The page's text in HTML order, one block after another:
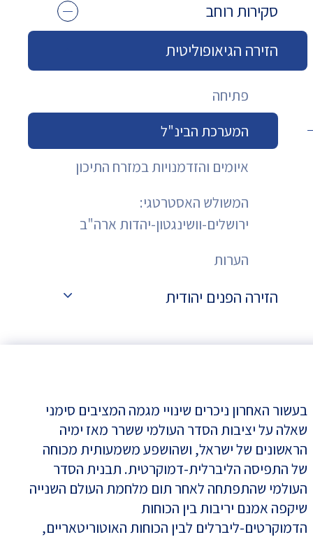
סקירות רוחב
הזירה הגיאופוליטית
פתיחה
המערכת הבינ"ל
איומים והזדמנויות במזרח התיכון
המשולש האסטרטגי:
ירושלים-וושינגטון-יהדות ארה"ב
הערות
הזירה הפנים יהודית
בעשור האחרון ניכרים שינויי מגמה המציבים סימני
שאלה על יציבות הסדר העולמי ששרר מאז ימיה
הראשונים של ישראל, ושהושפע משמעותית מכוחה
של התפיסה הליברלית-דמוקרטית. תבנית הסדר
העולמי שהתפתחה לאחר תום מלחמת העולם השנייה
שיקפה אמנם יריבות בין הכוחות
הדמוקרטים-ליברלים לבין הכוחות האוטוריטאריים,